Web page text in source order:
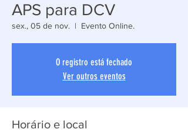
APS para DCV
sex., 05 de nov.
  |
Evento Online.
O registro está fechado
Ver outros eventos
Horário e local